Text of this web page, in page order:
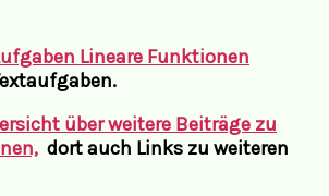
Lineare Funktionen
über weitere Beiträge zu
dort auch Links zu weiteren